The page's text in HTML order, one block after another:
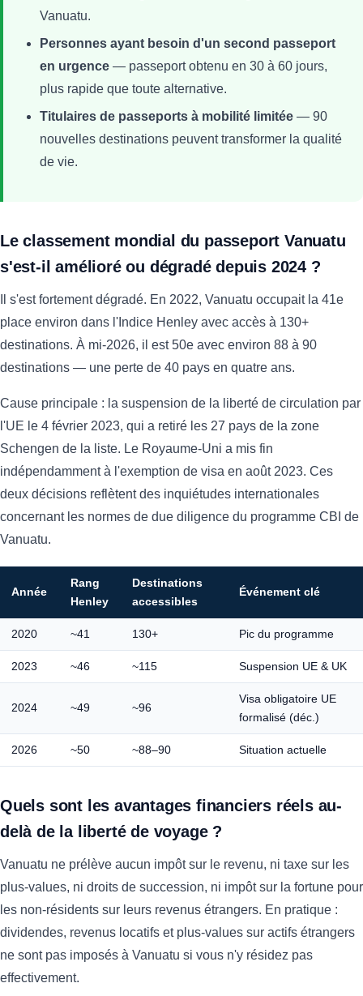
Vanuatu.
Personnes ayant besoin d'un second passeport
en urgence— passeport obtenu en 30 à 60 jours,
plus rapide que toute alternative.
Titulaires de passeports à mobilité limitée— 90
nouvelles destinations peuvent transformer la qualité
de vie.
Le classement mondial du passeport Vanuatu
s'est-il amélioré ou dégradé depuis 2024 ?
Il s'est fortement dégradé. En 2022, Vanuatu occupait la 41e
place environ dans l'Indice Henley avec accès à 130+
destinations. À mi-2026, il est 50e avec environ 88 à 90
destinations — une perte de 40 pays en quatre ans.
Cause principale : la suspension de la liberté de circulation par
l'UE le 4 février 2023, qui a retiré les 27 pays de la zone
Schengen de la liste. Le Royaume-Uni a mis fin
indépendamment à l'exemption de visa en août 2023. Ces
deux décisions reflètent des inquiétudes internationales
concernant les normes de due diligence du programme CBI de
Vanuatu.
Année
Rang
Henley
Destinations
accessibles
Événement clé
2020 ~41 130+ Pic du programme
2023 ~46 ~115 Suspension UE & UK
2024 ~49 ~96
Visa obligatoire UE
formalisé (déc.)
2026 ~50 ~88–90 Situation actuelle
Quels sont les avantages financiers réels au-
delà de la liberté de voyage ?
Vanuatu ne prélève aucun impôt sur le revenu, ni taxe sur les
plus-values, ni droits de succession, ni impôt sur la fortune pour
les non-résidents sur leurs revenus étrangers. En pratique :
dividendes, revenus locatifs et plus-values sur actifs étrangers
ne sont pas imposés à Vanuatu si vous n'y résidez pas
effectivement.